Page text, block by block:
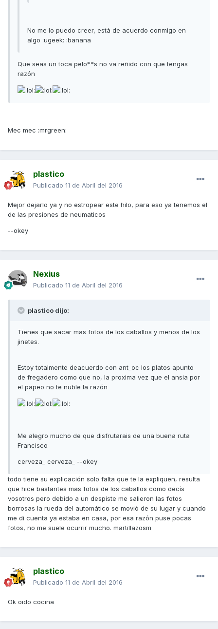
No me lo puedo creer, está de acuerdo conmigo en
algo :ugeek: :banana
Que seas un toca pelo**s no va reñido con que tengas
razón
Mec mec :mrgreen:
plastico
Publicado 11 de Abril del 2016
Mejor dejarlo ya y no estropear este hilo, para eso ya tenemos el
de las presiones de neumaticos
--okey
Nexius
Publicado 11 de Abril del 2016
plastico dijo:
Tienes que sacar mas fotos de los caballos y menos de los
jinetes.
Estoy totalmente deacuerdo con ant_oc los platos apunto
de fregadero como que no, la proxima vez que el ansia por
el papeo no te nuble la razón
Me alegro mucho de que disfrutarais de una buena ruta
Francisco
cerveza_ cerveza_ --okey
todo tiene su explicación solo falta que te la expliquen, resulta
que hice bastantes mas fotos de los caballos como decís
vosotros pero debido a un despiste me salieron las fotos
borrosas la rueda del automático se movió de su lugar y cuando
me di cuenta ya estaba en casa, por esa razón puse pocas
fotos, no me suele ocurrir mucho. martillazosm
plastico
Publicado 11 de Abril del 2016
Ok oido cocina